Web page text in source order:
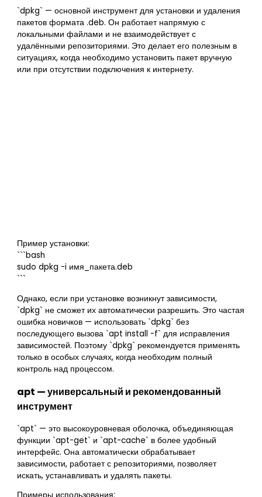
`dpkg` — основной инструмент для установки и удаления
пакетов формата .deb. Он работает напрямую с
локальными файлами и не взаимодействует с
удалёнными репозиториями. Это делает его полезным в
ситуациях, когда необходимо установить пакет вручную
или при отсутствии подключения к интернету.
Пример установки:
```bash
sudo dpkg -i имя_пакета.deb
```
Однако, если при установке возникнут зависимости,
`dpkg` не сможет их автоматически разрешить. Это частая
ошибка новичков — использовать `dpkg` без
последующего вызова `apt install -f` для исправления
зависимостей. Поэтому `dpkg` рекомендуется применять
только в особых случаях, когда необходим полный
контроль над процессом.
apt — универсальный и рекомендованный
инструмент
`apt` — это высокоуровневая оболочка, объединяющая
функции `apt-get` и `apt-cache` в более удобный
интерфейс. Она автоматически обрабатывает
зависимости, работает с репозиториями, позволяет
искать, устанавливать и удалять пакеты.